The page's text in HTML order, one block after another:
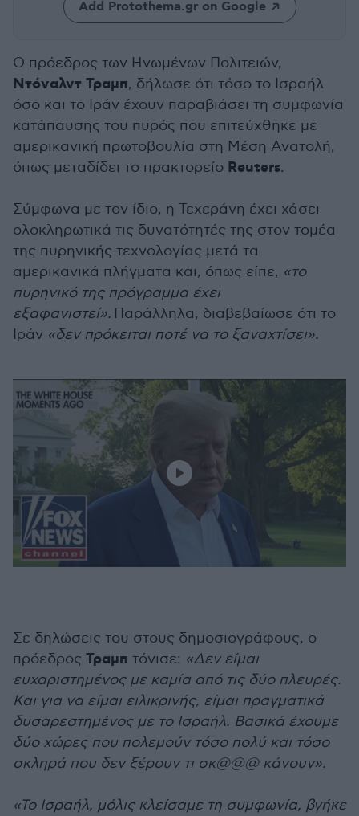
Add Protothema.gr on Google
Ο πρόεδρος των Ηνωμένων Πολιτειών,
Ντόναλντ Τραμπ, δήλωσε ότι τόσο το Ισραήλ
όσο και το Ιράν έχουν παραβιάσει τη συμφωνία
κατάπαυσης του πυρός που επιτεύχθηκε με
αμερικανική πρωτοβουλία στη Μέση Ανατολή,
όπως μεταδίδει το πρακτορείο Reuters.
Σύμφωνα με τον ίδιο, η Τεχεράνη έχει χάσει
ολοκληρωτικά τις δυνατότητές της στον τομέα
της πυρηνικής τεχνολογίας μετά τα
αμερικανικά πλήγματα και, όπως είπε, «το
πυρηνικό της πρόγραμμα έχει
εξαφανιστεί». Παράλληλα, διαβεβαίωσε ότι το
Ιράν «δεν πρόκειται ποτέ να το ξαναχτίσει».
Σε δηλώσεις του στους δημοσιογράφους, ο
πρόεδρος Τραμπ τόνισε: «Δεν είμαι
ευχαριστημένος με καμία από τις δύο πλευρές.
Και για να είμαι ειλικρινής, είμαι πραγματικά
δυσαρεστημένος με το Ισραήλ. Βασικά έχουμε
δύο χώρες που πολεμούν τόσο πολύ και τόσο
σκληρά που δεν ξέρουν τι σκ@@@ κάνουν».
«Το Ισραήλ, μόλις κλείσαμε τη συμφωνία, βγήκε